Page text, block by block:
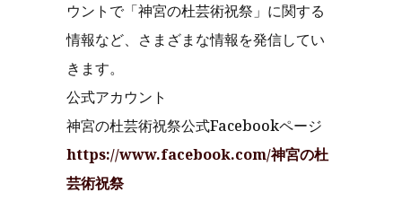
ウントで「神宮の杜芸術祝祭」に関する
情報など、さまざまな情報を発信してい
きます。
公式アカウント
神宮の杜芸術祝祭公式Facebookページ
https://www.facebook.com/神宮の杜
芸術祝祭